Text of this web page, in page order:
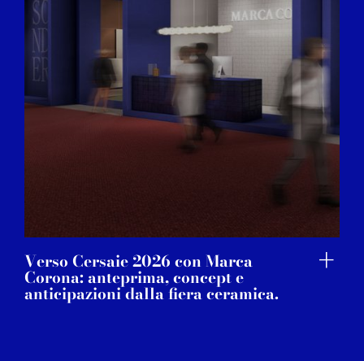
Verso Cersaie 2026 con Marca
Corona: anteprima, concept e
anticipazioni dalla fiera ceramica.